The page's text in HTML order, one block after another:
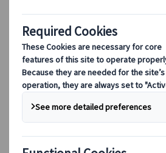
Saisonale Reisetipps
Highlights des Reiseziels
Kulturelle Einblicke
Kulinarische Erlebnisse
Entdecke Japan mit dem Zug
Häufig gestellte Fragen
Wichtige Informationen
Etikette in Japan
Autofahren in Japan
Bei uns buchen
Japan Rail Pass
Unterkunft
Online-Beratung